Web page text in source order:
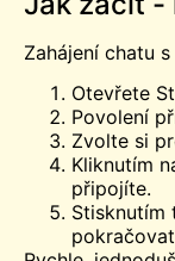
Zahájení chatu
Otevřete
Povolení
Zvolte si
Kliknutím
připojíte.
Stisknutím